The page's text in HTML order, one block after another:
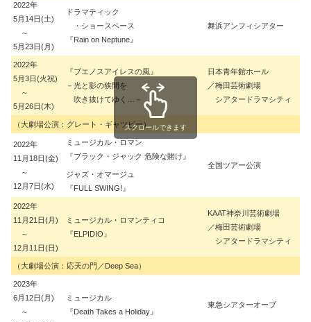
2022年
5月14日(土)
～
5月23日(月)
ドラマティック
・ショースペース
『Rain on Neptune』
舞浜アンフィシアター
2022年
5月3日(火祝)
～
5月26日(木)
『ブエノスアイレスの風』
－光と影の狭間を
吹き抜けてゆく…－
日本青年館ホール
／梅田芸術劇場
シアタードラマシティ
（大劇場公演：グレート・ギャツビー）
2022年
11月18日(金)
～
12月7日(水)
ミュージカル・ロマン
『ブラック・ジャック 危険な賭け』
全国ツアー公演
ジャズ・オマージュ
『FULL SWING!』
2022年
11月21日(月)
～
12月11日(日)
ミュージカル・ロマンティコ
『ELPIDIO』
KAAT神奈川芸術劇場
／梅田芸術劇場
シアタードラマシティ
（大劇場公演：応天の門／Deep Sea）
2023年
6月12日(月)
～
ミュージカル
『Death Takes a Holiday』
東急シアターオーブ
スクロールできます